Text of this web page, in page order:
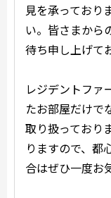
見を承っており
い。皆さまから
待ち申し上げて
レジデントファ
たお部屋だけで
取り扱っており
りますので、都
合はぜひ一度お